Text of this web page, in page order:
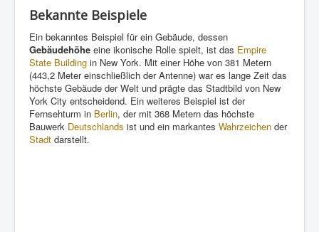
Bekannte Beispiele
Ein bekanntes Beispiel für ein Gebäude, dessen
Gebäudehöhe eine ikonische Rolle spielt, ist das Empire
State Building in New York. Mit einer Höhe von 381 Metern
(443,2 Meter einschließlich der Antenne) war es lange Zeit das
höchste Gebäude der Welt und prägte das Stadtbild von New
York City entscheidend. Ein weiteres Beispiel ist der
Fernsehturm in Berlin, der mit 368 Metern das höchste
Bauwerk Deutschlands ist und ein markantes Wahrzeichen der
Stadt darstellt.